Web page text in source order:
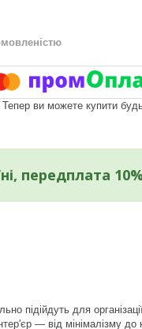
Тепер ви можете купити
передплата
підійдуть для
— від мінімалізму до